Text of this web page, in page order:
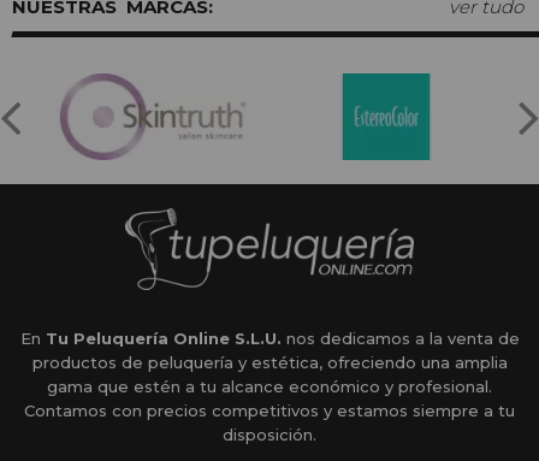
MARCAS: ver tudo
En Tu Peluquería Online S.L.U. nos dedicamos a la venta de
productos de peluquería y estética, ofreciendo una amplia
gama que estén a tu alcance económico y profesional.
Contamos con precios competitivos y estamos siempre a tu
disposición.